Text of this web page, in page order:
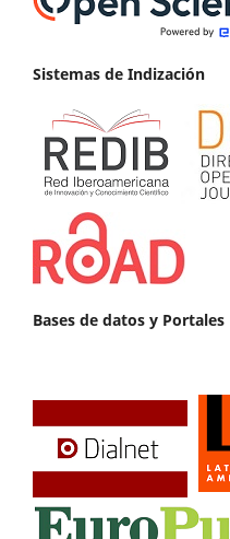
Sistemas de Indización
Bases de datos y Portales